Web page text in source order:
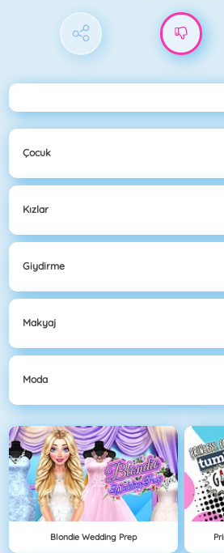
Çocuk
Kızlar
Giydirme
Makyaj
Moda
Blondie Wedding Prep